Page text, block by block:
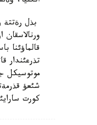
قالماؤئنا
تذرعئندار
شئعؤ
كورت سارايئ ارقئلئ 27- شئلدةدة وليمپيادا ويئندارئنئث اشئلؤ